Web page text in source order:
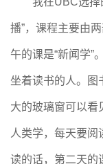
播”，课程主要由
午的课是“新闻学”
坐着读书的人。图
大的玻璃窗可以看
人类学，每天要阅
读的话，第二天的